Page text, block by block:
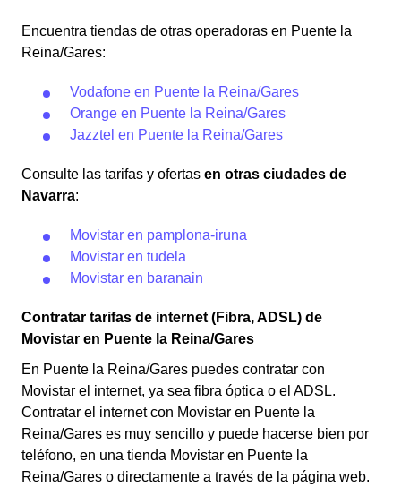
Encuentra tiendas de otras operadoras en Puente la
Reina/Gares:
Vodafone en Puente la Reina/Gares
Orange en Puente la Reina/Gares
Jazztel en Puente la Reina/Gares
Consulte las tarifas y ofertas en otras ciudades de
Navarra:
Movistar en pamplona-iruna
Movistar en tudela
Movistar en baranain
Contratar tarifas de internet (Fibra, ADSL) de
Movistar en Puente la Reina/Gares
En Puente la Reina/Gares puedes contratar con
Movistar el internet, ya sea fibra óptica o el ADSL.
Contratar el internet con Movistar en Puente la
Reina/Gares es muy sencillo y puede hacerse bien por
teléfono, en una tienda Movistar en Puente la
Reina/Gares o directamente a través de la página web.